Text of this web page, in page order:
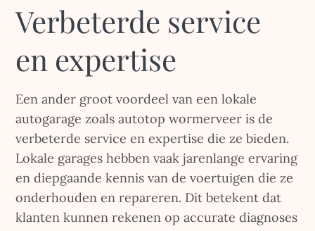
Verbeterde service
en expertise
Een ander groot voordeel van een lokale
autogarage zoals autotop wormerveer is de
verbeterde service en expertise die ze bieden.
Lokale garages hebben vaak jarenlange ervaring
en diepgaande kennis van de voertuigen die ze
onderhouden en repareren. Dit betekent dat
klanten kunnen rekenen op accurate diagnoses